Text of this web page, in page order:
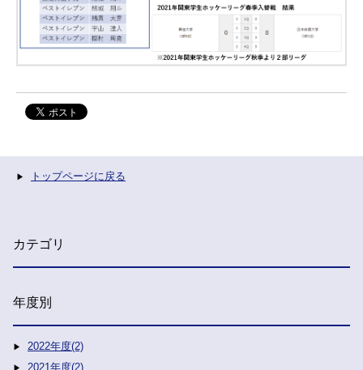
トップページに戻る
カテゴリ
年度別
2022年度(2)
2021年度(2)